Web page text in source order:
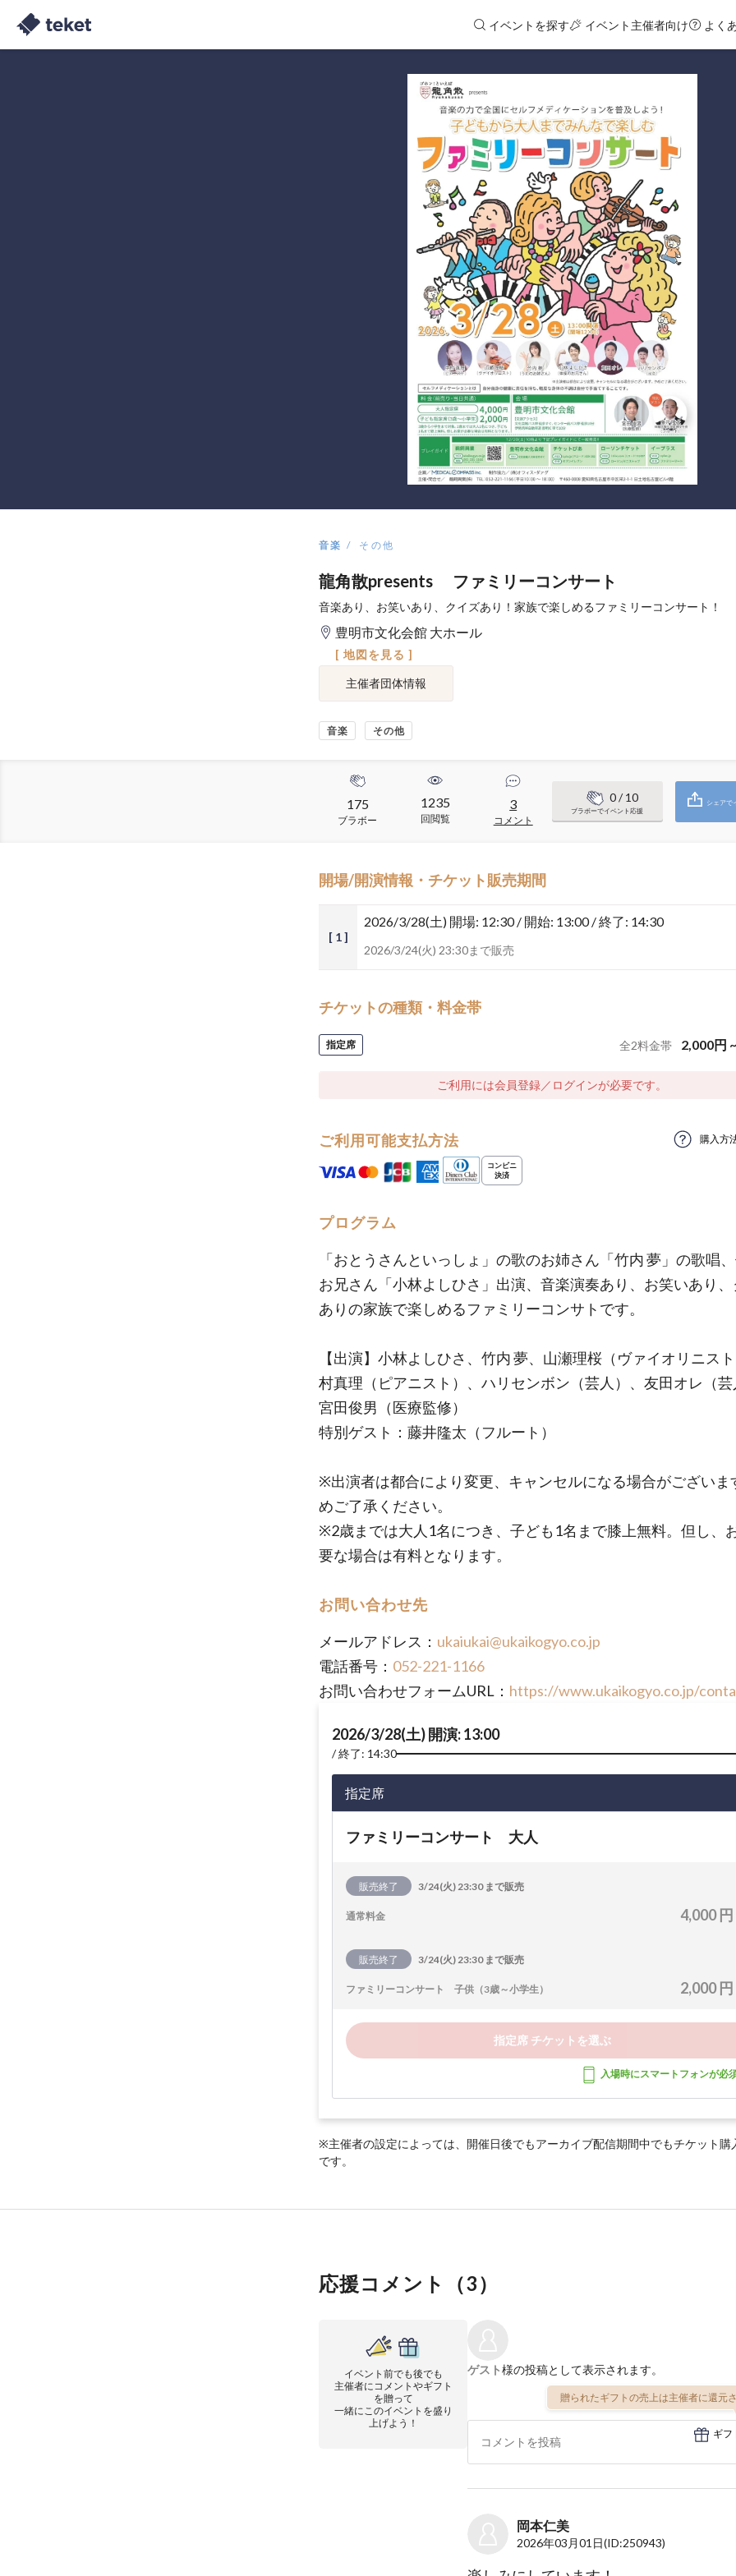
イベントを探す イベント主催者向け よく
音楽 その他
龍角散presents ファミリーコンサート
音楽あり、お笑いあり、クイズあり！家族で楽しめるファミリーコンサート！
豊明市文化会館 大ホール
[ 地図を見る ]
主催者団体情報
音楽 その他
175
ブラボー
1235
回閲覧
3
コメント
0/ 10
ブラボーでイベント応援
シェアで
開場/開演情報・チケット販売期間
[ 1 ]
2026/3/28(土) 開場: 12:30 / 開始: 13:00 / 終了: 14:30
2026/3/24(火) 23:30まで販売
チケットの種類・料金帯
指定席 全2料金帯 2,000円 ~
ご利用には会員登録／ログインが必要です。
ご利用可能支払方法 購入方
プログラム
「おとうさんといっしょ」の歌のお姉さん「竹内 夢」の歌唱
お兄さん「小林よしひさ」出演、音楽演奏あり、お笑いあり
ありの家族で楽しめるファミリーコンサトです。
【出演】小林よしひさ、竹内 夢、山瀬理桜（ヴァイオリニス
村真理（ピアニスト）、ハリセンボン（芸人）、友田オレ（芸
宮田俊男（医療監修）
特別ゲスト：藤井隆太（フルート）
※出演者は都合により変更、キャンセルになる場合がございま
めご了承ください。
※2歳までは大人1名につき、子ども1名まで膝上無料。但し、
要な場合は有料となります。
お問い合わせ先
メールアドレス： ukaiukai@ukaikogyo.co.jp
電話番号： 052-221-1166
お問い合わせフォームURL： https://www.ukaikogyo.co.jp/
2026/3/28(土) 開演: 13:00
終了: 14:30
指定席
ファミリーコンサート 大人
販売終了 3/24(火) 23:30 まで販売
通常料金 4,000 円
販売終了 3/24(火) 23:30 まで販売
ファミリーコンサート 子供（3歳～小学生） 2,000 円
指定席 チケットを選ぶ
入場時にスマートフォンが必
※主催者の設定によっては、開催日後でもアーカイブ配信期間中でもチケット購
です。
応援コメント（3）
イベント前でも後でも
主催者にコメントやギフト
を贈って
一緒にこのイベントを盛り
上げよう！
ゲスト様の投稿として表示されます。
贈られたギフトの売上は主催者に還元
ギフ
岡本仁美
2026年03月01日(ID:250943)